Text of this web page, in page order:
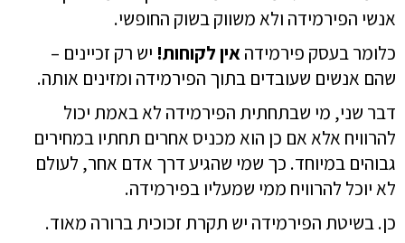
אנשי הפירמידה ולא משווק בשוק החופשי.
כלומר בעסק פירמידהאין לקוחות! יש רק זכיינים –
שהם אנשים שעובדים בתוך הפירמידה ומזינים אותה.
דבר שני, מי שבתחתית הפירמידה לא באמת יכול
להרוויח אלא אם כן הוא מכניס אחרים תחתיו במחירים
גבוהים במיוחד. כך שמי שהגיע דרך אדם אחר, לעולם
לא יוכל להרוויח ממי שמעליו בפירמידה.
כן. בשיטת הפירמידה יש תקרת זכוכית ברורה מאוד.